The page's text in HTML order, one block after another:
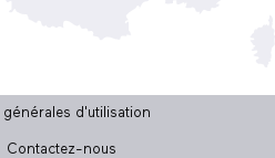
d'utilisation
Contactez-nous